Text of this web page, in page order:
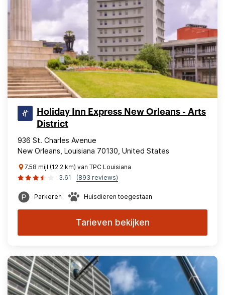
Holiday Inn Express New Orleans - Arts
District
936 St. Charles Avenue
New Orleans, Louisiana 70130, United States
7.58 mijl (12.2 km) van TPC Louisiana
3.61
(893 reviews)
Parkeren Huisdieren toegestaan
Tarieven bekijken